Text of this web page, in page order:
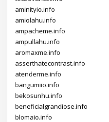
aminityio.info
amiolahu.info
ampacheme.info
ampullahu.info
aromaxme.info
asserthatecontrast.info
atenderme.info
bangumiio.info
bekosunhu.info
beneficialgrandiose.info
blomaio.info